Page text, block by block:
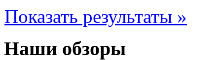
Cyborg
Datex
Показать результаты »
Наши обзоры